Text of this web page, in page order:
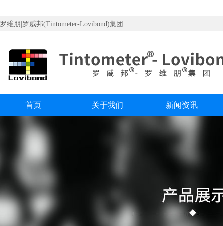
罗维朋|罗威邦(Tintometer-Lovibond)集团
首页 关于我们 新闻资讯